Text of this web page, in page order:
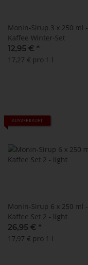
Monin-Sirup 3 x 250 ml -
Kaffee Winter-Set
12,95 € *
17,27 € pro 1 l
AUSVERKAUFT
Monin-Sirup 6 x 250 ml -
Kaffee Set 2 - light
26,95 € *
17,97 € pro 1 l